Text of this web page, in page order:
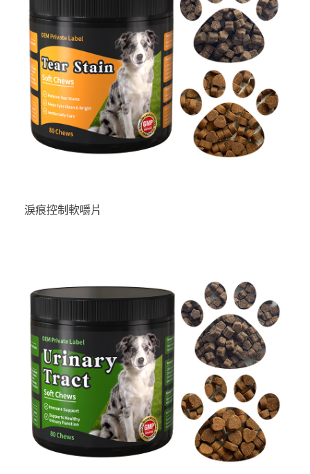
淚痕控制軟嚼片